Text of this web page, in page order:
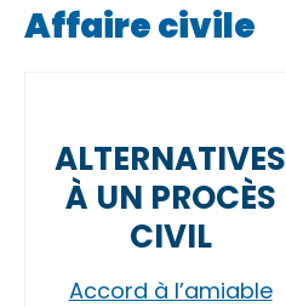
Affaire civile
ALTERNATIVES
À UN PROCÈS
CIVIL
Accord à l’amiable